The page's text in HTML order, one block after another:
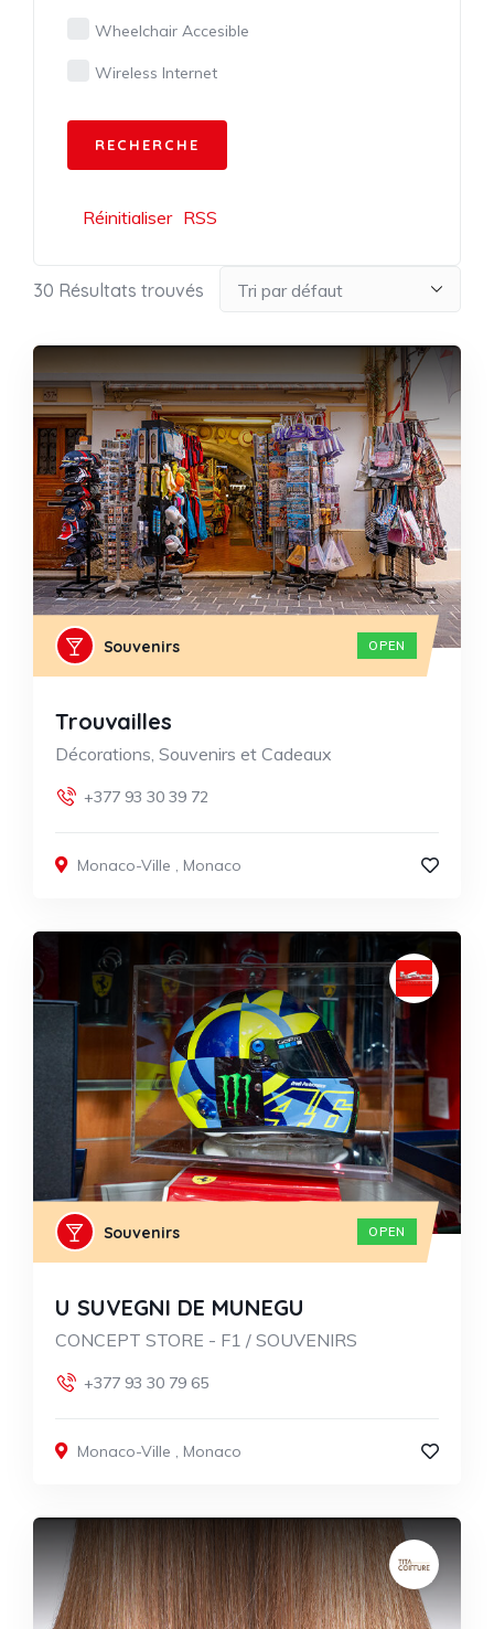
Wheelchair Accesible
Wireless Internet
Réinitialiser RSS
30 Résultats trouvés
Souvenirs OPEN
Trouvailles
Décorations, Souvenirs et Cadeaux
+377 93 30 39 72
Monaco-Ville , Monaco
Souvenirs OPEN
U SUVEGNI DE MUNEGU
CONCEPT STORE - F1 / SOUVENIRS
+377 93 30 79 65
Monaco-Ville , Monaco